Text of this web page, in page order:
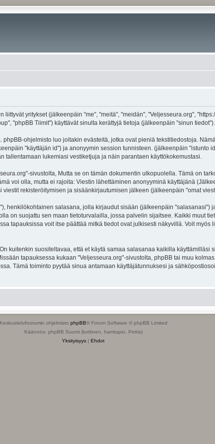
yritykset (jälkeenpäin "me", "meitä", "meidän", "Veljesseura.org",
"phpBB Tiimit") käyttävät sinulta kerättyjä tietoja (jälkeenpäin "sinun tiedot").
ohjelmisto luo joitakin evästeitä, jotka ovat pieniä tekstitiedostoja.
"käyttäjän id") ja anonyymin session tunnisteen. (jälkeenpäin "istunto
lukemiasi vestiketjuja ja näin parantaen käyttökokemustasi.
sivustolta, Mutta se on tämän dokumentin ulkopuolella. Tämä on
voi olla, mutta ei rajoita: Viestin lähettäminen anonyyminä käyttäjänä
rekisteröitymisen ja sisäänkirjautumisen jälkeen (jälkeenpäin "omat
henkilökohtainen salasana, jolla kirjaudut sisään (jälkeenpäin "salasanasi")
on suojattu sen maan tietoturvalailla, jossa palvelin sijaitsee. Kaikki muut
tapauksissa voit itse päättää mitkä tiedot ovat julkisesti näkyvillä. Voit myös
kuitenkin suositeltavaa, että et käytä samaa salasanaa kaikilla käyttämilläsi
tapauksessa kukaan "Veljesseura.org"-sivustolta, phpBB tai muu
Tämä toiminto pyytää sinua antamaan käyttäjätunnuksesi ja
Keskustelufoorumin ohjelmisto phpBB® Forum Software © phpBB Limited
Käännös: phpBB Suomi (lurttinen, harritapio, Pettis)
Yksityisyys | Ehdot